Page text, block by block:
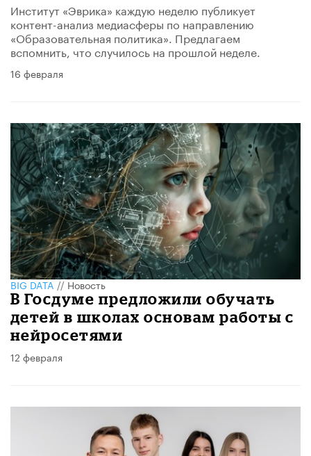
Институт «Эврика» каждую неделю публикует
контент-анализ медиасферы по направлению
«Образовательная политика». Предлагаем
вспомнить, что случилось на прошлой неделе.
16 февраля
BIG DATA//Новость
В Госдуме предложили обучать
детей в школах основам работы с
нейросетями
12 февраля